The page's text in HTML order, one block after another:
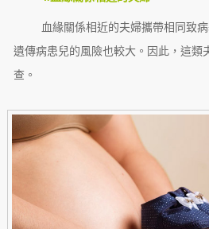
血緣關係相近的夫婦攜帶相同致
遺傳病患兒的風險也較大。因此，這類
查。